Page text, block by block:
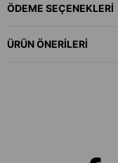
ÖDEME SEÇENEKLERI
ÜRÜN ÖNERILERI